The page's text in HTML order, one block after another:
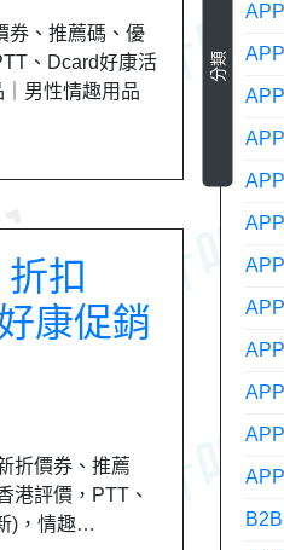
券、推薦碼、優
、Dcard好康活
男性情趣用品
扣
康促銷
折價券、推薦
港評價，PTT、
)，情趣…
分類